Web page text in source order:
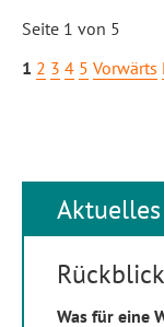
Seite 1 von 5
1 2 3 4 5 Vorwärts
Aktuelles
Was für eine